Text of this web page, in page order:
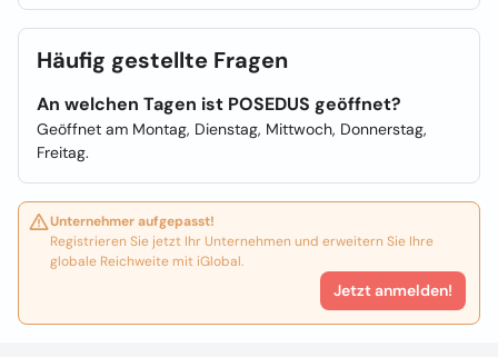
Häufig gestellte Fragen
An welchen Tagen ist POSEDUS geöffnet?
Geöffnet am Montag, Dienstag, Mittwoch, Donnerstag,
Freitag.
Unternehmer aufgepasst!
Registrieren Sie jetzt Ihr Unternehmen und erweitern Sie Ihre
globale Reichweite mit iGlobal.
Jetzt anmelden!